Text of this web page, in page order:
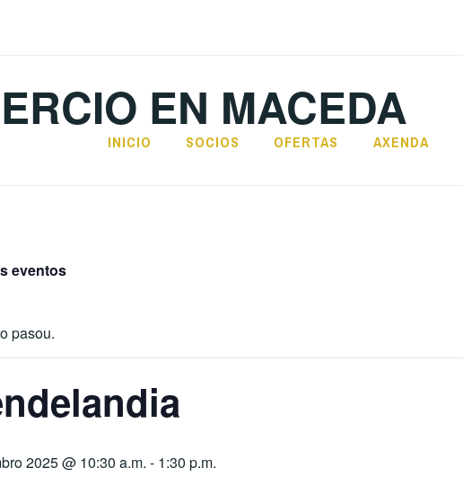
EN MACEDA
INICIO SOCIOS OFERTAS AXENDA
eventos
pasou.
2025 @ 10:30 a.m. - 1:30 p.m.